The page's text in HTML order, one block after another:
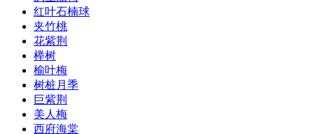
红叶石楠球
夹竹桃
花紫荆
榉树
榆叶梅
树桩月季
巨紫荆
美人梅
西府海棠